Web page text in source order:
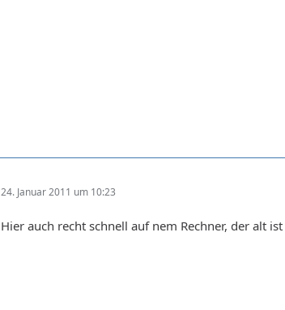
24. Januar 2011 um 10:23
Hier auch recht schnell auf nem Rechner, der alt